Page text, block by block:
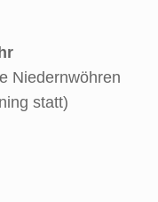
Niedernwöhren
statt)